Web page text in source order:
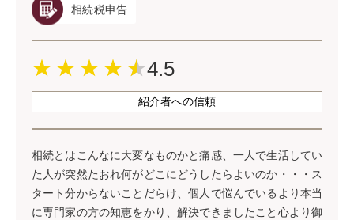
相続税申告
4.5
紹介者への信頼
相続とはこんなに大変なものかと痛感、一人で生活してい
た人が突然たおれ何がどこにどうしたらよいのか・・・ス
タート分からないことだらけ、個人で悩んでいるより本当
に専門家の方の知恵をかり、解決できましたこと心より御